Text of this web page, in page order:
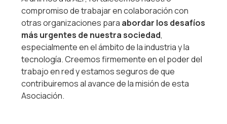
compromiso de trabajar en colaboración con
otras organizaciones para abordar los desafíos
más urgentes de nuestra sociedad,
especialmente en el ámbito de la industria y la
tecnología. Creemos firmemente en el poder del
trabajo en red y estamos seguros de que
contribuiremos al avance de la misión de esta
Asociación.